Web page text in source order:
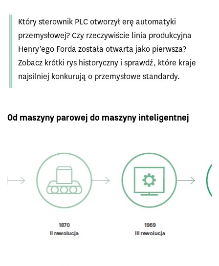
Który sterownik PLC otworzył erę automatyki
przemysłowej? Czy rzeczywiście linia produkcyjna
Henry’ego Forda została otwarta jako pierwsza?
Zobacz krótki rys historyczny i sprawdź, które kraje
najsilniej konkurują o przemysłowe standardy.
Od maszyny parowej do maszyny inteligentnej